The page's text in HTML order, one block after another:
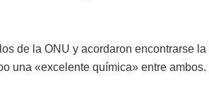
de la ONU y acordaron encontrarse la
una «excelente química» entre ambos.